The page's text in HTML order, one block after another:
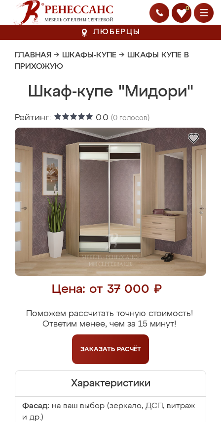
0
ЛЮБЕРЦЫ
ГЛАВНАЯ → ШКАФЫ-КУПЕ → ШКАФЫ КУПЕ В
ПРИХОЖУЮ
Шкаф-купе "Мидори"
Рейтинг: 0.0 (0 голосов)
Цена: от 37 000 ₽
Поможем рассчитать точную стоимость!
Ответим менее, чем за 15 минут!
ЗАКАЗАТЬ РАСЧЁТ
Характеристики
Фасад: на ваш выбор (зеркало, ДСП, витраж
и др.)